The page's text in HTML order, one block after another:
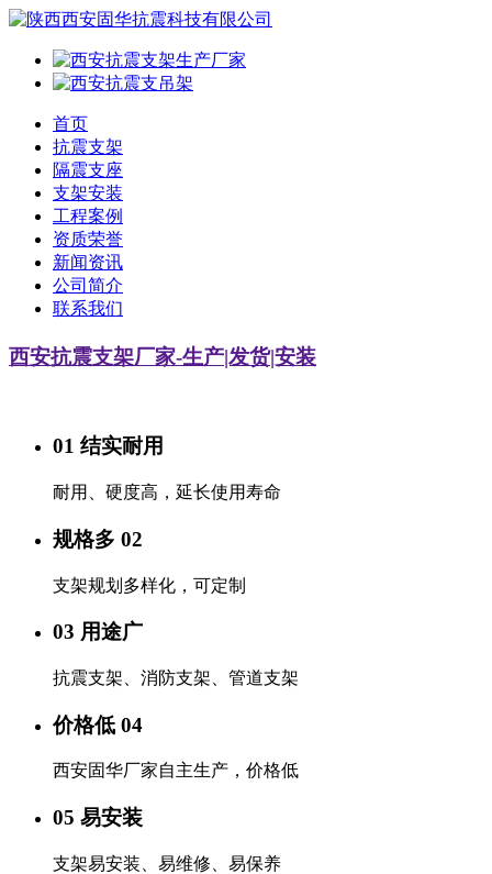
首页
抗震支架
隔震支座
支架安装
工程案例
资质荣誉
新闻资讯
公司简介
联系我们
西安抗震支架厂家-生产|发货|安装
01 结实耐用
耐用、硬度高，延长使用寿命
规格多 02
支架规划多样化，可定制
03 用途广
抗震支架、消防支架、管道支架
价格低 04
西安固华厂家自主生产，价格低
05 易安装
支架易安装、易维修、易保养